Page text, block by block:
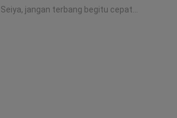
Seiya, jangan terbang begitu cepat...